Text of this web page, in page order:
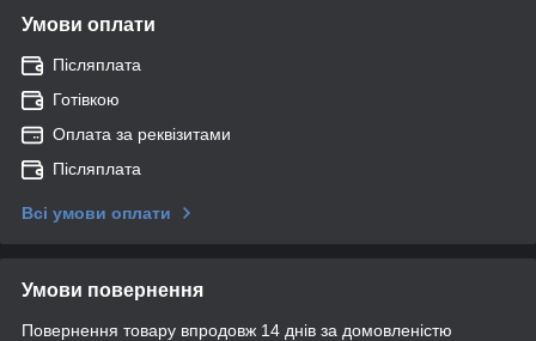
Умови оплати
Післяплата
Готівкою
Оплата за реквізитами
Післяплата
Всі умови оплати
Умови повернення
Повернення товару впродовж 14 днів за домовленістю